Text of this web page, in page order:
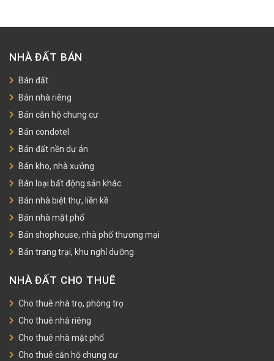
NHÀ ĐẤT BÁN
Bán đất
Bán nhà riêng
Bán căn hộ chung cư
Bán condotel
Bán đất nền dự án
Bán kho, nhà xưởng
Bán loại bất động sản khác
Bán nhà biệt thự, liền kề
Bán nhà mặt phố
Bán shophouse, nhà phố thương mại
Bán trang trại, khu nghỉ dưỡng
NHÀ ĐẤT CHO THUÊ
Cho thuê nhà trọ, phòng trọ
Cho thuê nhà riêng
Cho thuê nhà mặt phố
Cho thuê căn hộ chung cư